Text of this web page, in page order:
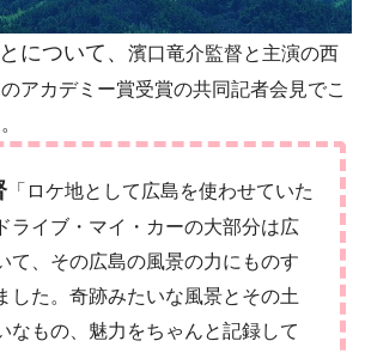
について、 濱口竜介監督と主演の西
アカデミー賞受賞の共同記者会見でこ
「ロケ地として広島を使わせていた
ライブ・マイ・カーの大部分は広
て、その広島の風景の力にものす
した。奇跡みたいな風景とその土
なもの、魅力をちゃんと記録して